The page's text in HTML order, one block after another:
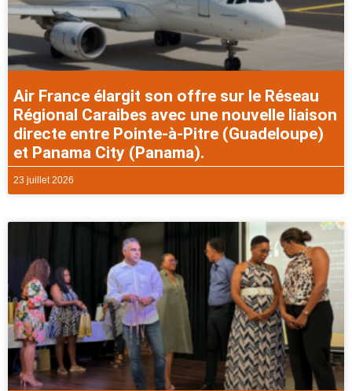
Air France élargit son offre sur le Réseau
Régional Caraibes avec une nouvelle liaison
directe entre Pointe-à-Pitre (Guadeloupe)
et Panama City (Panama).
23 juillet 2026